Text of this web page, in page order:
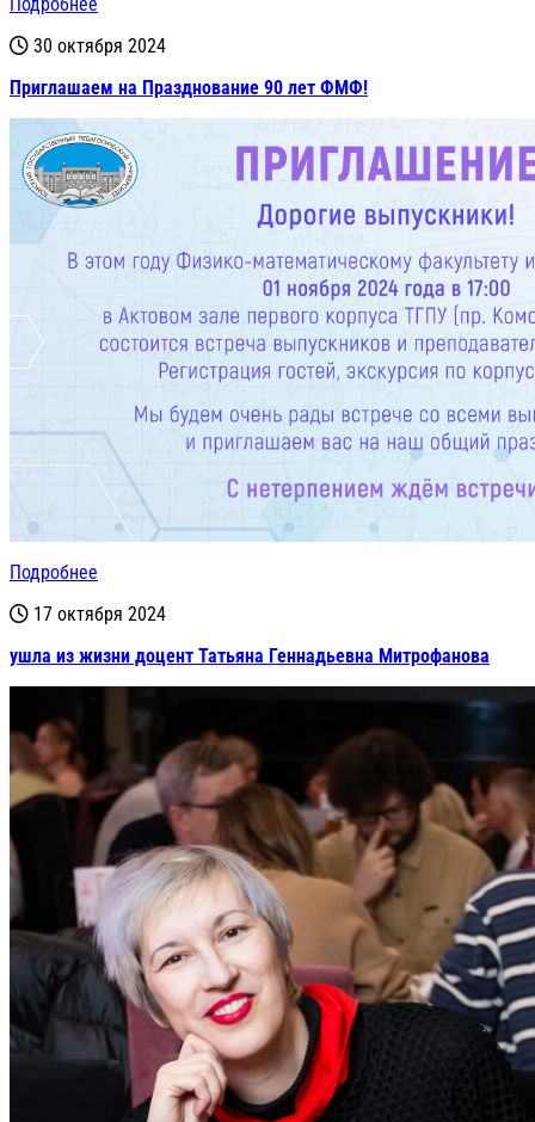
30 октября 2024
Приглашаем на Празднование 90 лет ФМФ!
Подробнее
17 октября 2024
ушла из жизни доцент Татьяна Геннадьевна Митрофанова